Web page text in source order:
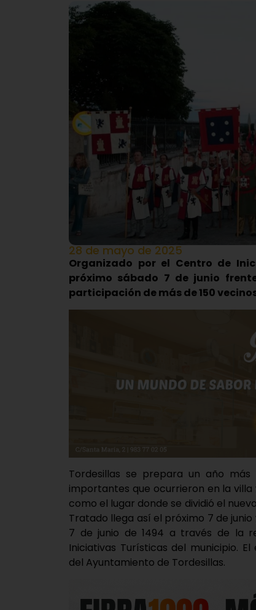
28 de mayo de 2025
Organizado por el Centro de
próximo sábado 7 de junio
participación de más de 150
Tordesillas se prepara un año
importantes que ocurrieron en la
como el lugar donde se dividió el
Tratado llega así el próximo 7 de
7 de junio de 1494 a través de la
Iniciativas Turísticas del municipio.
del Ayuntamiento de Tordesillas.